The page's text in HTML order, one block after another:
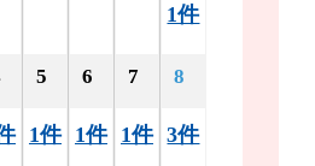
1件
5
1件
6
1件
7
1件
8
3件